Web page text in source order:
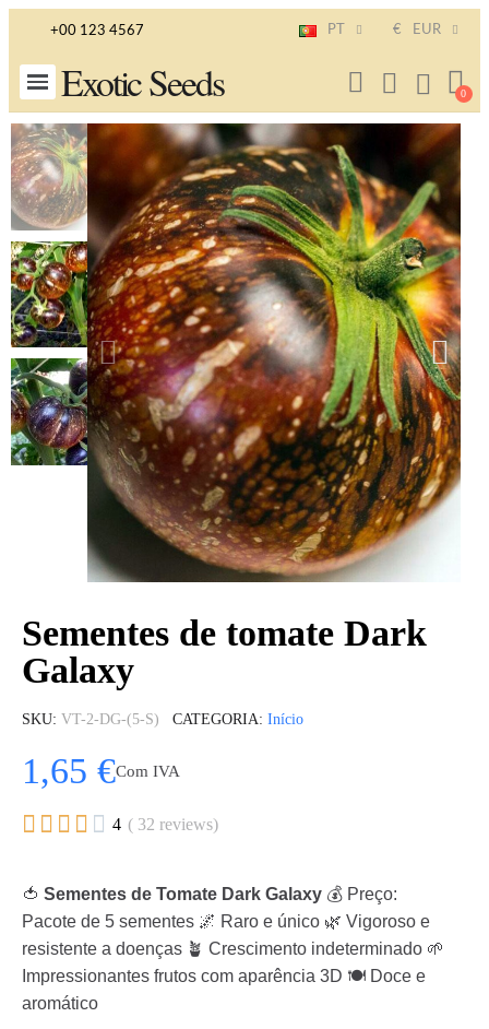
+00 123 4567 PT € EUR
Exotic Seeds
Sementes de tomate Dark
Galaxy
SKU VT-2-DG-(5-S) CATEGORIA Início
1,65 €Com IVA
     4 ( 32 reviews)
🍅 Sementes de Tomate Dark Galaxy 💰 Preço:
Pacote de 5 sementes 🌌 Raro e único 🌿 Vigoroso e
resistente a doenças 🪴 Crescimento indeterminado 🌱
Impressionantes frutos com aparência 3D 🍽️ Doce e
aromático